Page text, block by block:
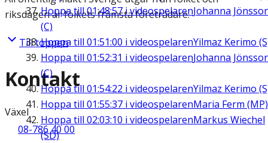
Hoppa till01:48:57i videospelarenJohanna
(C)
Hoppa till 01:51:00 i videospelarenYilmaz Kerimo
Hoppa till 01:52:31 i videospelarenJohanna
(C)
Hoppa till 01:54:22 i videospelarenYilmaz Kerimo
Hoppa till 01:55:37 i videospelarenMaria Ferm (MP)
Hoppa till 02:03:10 i videospelarenMarkus Wiechel
(SD)
riksdagen är folkets främsta företrädare.
Till toppen
Kontakt
Växel
08-786 40 00